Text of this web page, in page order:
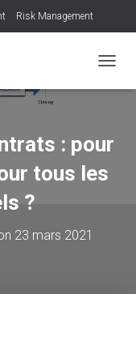
Risk Management
: pour
tous les
?
23 mars 2021